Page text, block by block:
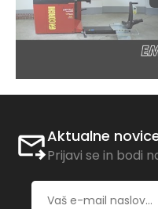
Aktualne
Prijavi se in bodi